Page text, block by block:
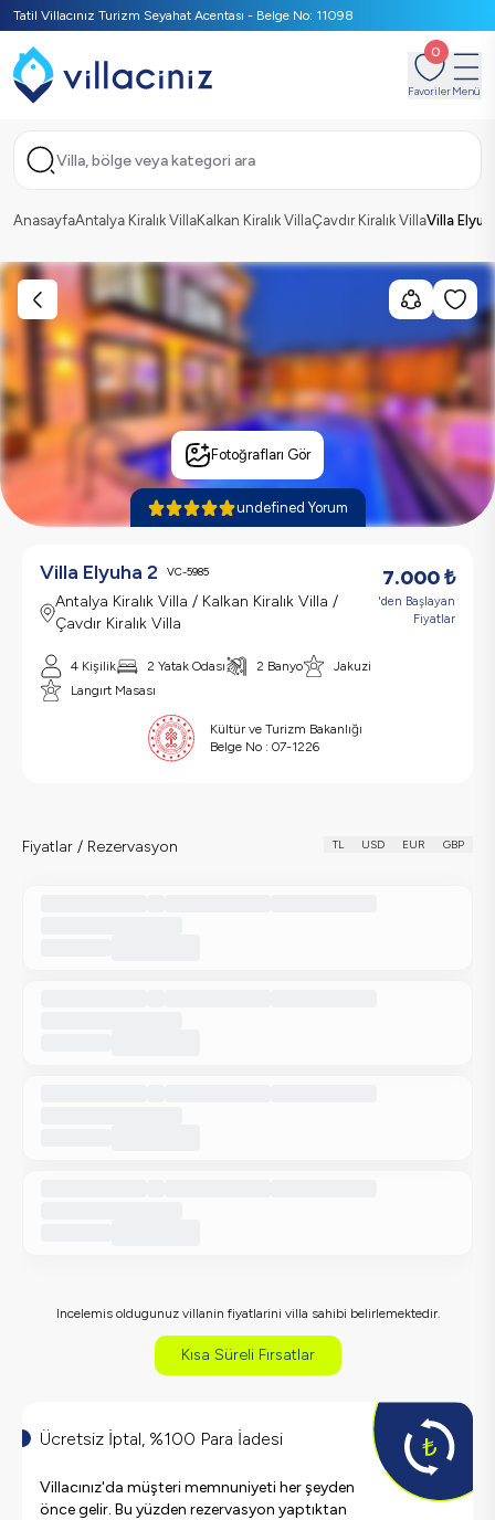
Tatil Villacınız Turizm Seyahat Acentası - Belge No: 11098
0
FavorilerMenü
Villa, bölge veya kategori ara
AnasayfaAntalya Kiralık VillaKalkan Kiralık VillaÇavdır Kiralık VillaVilla
Fotoğrafları Gör
undefined Yorum
Villa Elyuha 2 VC-5985
Antalya Kiralık Villa / Kalkan Kiralık Villa /
Çavdır Kiralık Villa
7.000₺
'den Başlayan
Fiyatlar
4 Kişilik 2 Yatak Odası 2 Banyo
Jakuzi
Langırt Masası
Kültür ve Turizm Bakanlığı
Belge No : 07-1226
Fiyatlar / Rezervasyon TL USD EUR GBP
Incelemis oldugunuz villanin fiyatlarini villa sahibi belirlemektedir.
Kısa Süreli Fırsatlar
Ücretsiz İptal, %100 Para İadesi
Villacınız'da müşteri memnuniyeti her şeyden
önce gelir. Bu yüzden rezervasyon yaptıktan